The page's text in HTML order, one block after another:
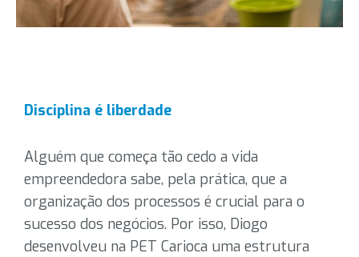
Disciplina é liberdade
Alguém que começa tão cedo a vida
empreendedora sabe, pela prática, que a
organização dos processos é crucial para o
sucesso dos negócios. Por isso, Diogo
desenvolveu na PET Carioca uma estrutura